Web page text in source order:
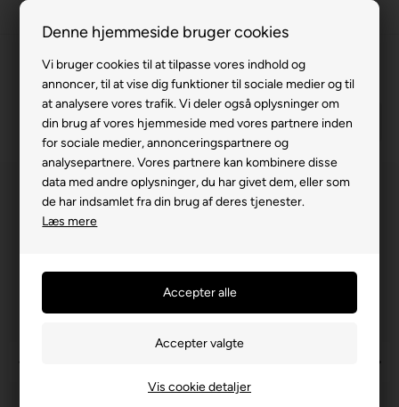
Denne hjemmeside bruger cookies
Vi bruger cookies til at tilpasse vores indhold og
annoncer, til at vise dig funktioner til sociale medier og til
at analysere vores trafik. Vi deler også oplysninger om
din brug af vores hjemmeside med vores partnere inden
for sociale medier, annonceringspartnere og
analysepartnere. Vores partnere kan kombinere disse
data med andre oplysninger, du har givet dem, eller som
de har indsamlet fra din brug af deres tjenester.
Læs mere
Vis cookie detaljer